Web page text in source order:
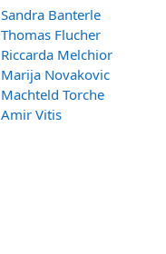
Sandra Banterle
Thomas Flucher
Riccarda Melchior
Marija Novakovic
Machteld Torche
Amir Vitis